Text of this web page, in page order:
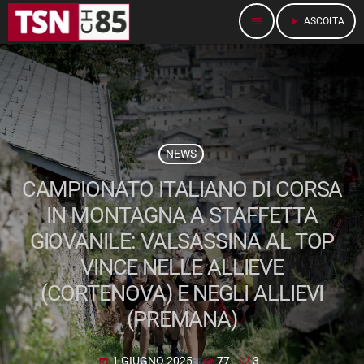
menu play_arrow ASCOLTA
NEWS
CAMPIONATO ITALIANO DI CORSA
IN MONTAGNA A STAFFETTA
GIOVANILE: VALSASSINA AL TOP
VINCE NELLE ALLIEVE
(CORTENOVA) E NEGLI ALLIEVI
(PREMANA)
today 1 GIUGNO 2025 77 3